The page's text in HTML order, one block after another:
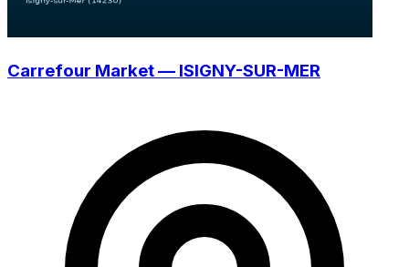
Carrefour Market — ISIGNY-SUR-MER